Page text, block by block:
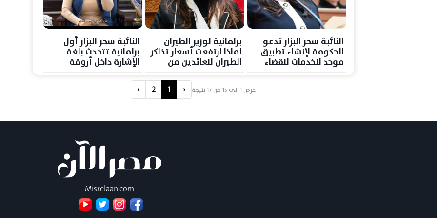
النائبة سحر البزار تدعو
الحكومة لإنشاء تطبيق
موحد للخدمات للقضاء
برلمانية لوزير الطيران
لماذا ارتفعت أسعار تذاكر
الطيران للعائدين من
النائبة سحر البزار أول
برلمانية تتحدث بلغة
الإشارة داخل أروقة
عرض 1 إلى15 من17 نتيجة ‹
1
2
›
Misrelaan.com